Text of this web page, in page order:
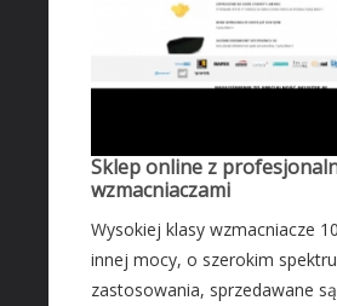
Sklep online z
wzmacniaczami
Wysokiej klasy wzmacniacze
innej mocy, o szerokim
zastosowania, sprzedawane